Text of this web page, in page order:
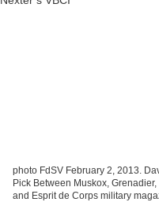
photo FdSV February 2, 2013.
Pick Between Muskox,
and Esprit de Corps military